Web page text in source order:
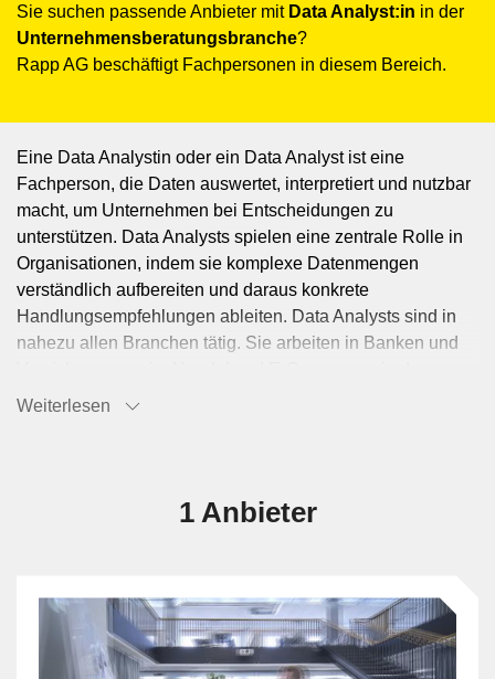
Sie suchen passende Anbieter mit Data Analyst:in in der
Unternehmensberatungs­branche?
Rapp AG beschäftigt Fachpersonen in diesem Bereich.
1 Anbieter
Eine Data Analystin oder ein Data Analyst ist eine
Fachperson, die Daten auswertet, interpretiert und nutzbar
macht, um Unternehmen bei Entscheidungen zu
unterstützen. Data Analysts spielen eine zentrale Rolle in
Organisationen, indem sie komplexe Datenmengen
verständlich aufbereiten und daraus konkrete
Handlungsempfehlungen ableiten. Data Analysts sind in
nahezu allen Branchen tätig. Sie arbeiten in Banken und
Industrie und Produktion, im Gesundheitswesen, bei
dort, wo Daten anfallen und genutzt werden sollen, sind
bereiten Daten für Analysen vor. Dazu gehört das
Bereinigen, Transformieren und Strukturieren von
Rohdaten aus internen Systemen oder externen Quellen,
Weiterlesen